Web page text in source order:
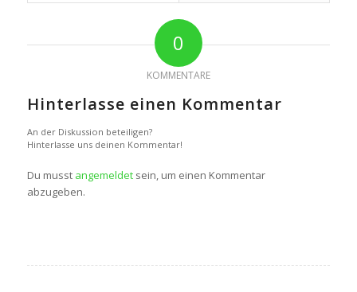
0
KOMMENTARE
Hinterlasse einen Kommentar
An der Diskussion beteiligen?
Hinterlasse uns deinen Kommentar!
Du musst angemeldetsein, um einen Kommentar
abzugeben.